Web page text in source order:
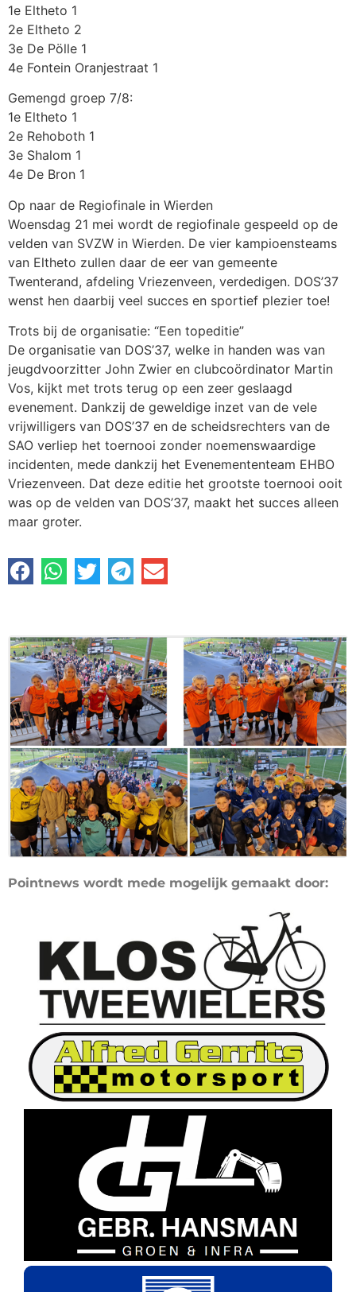
1e Eltheto 1
2e Eltheto 2
3e De Pölle 1
4e Fontein Oranjestraat 1
Gemengd groep 7/8:
1e Eltheto 1
2e Rehoboth 1
3e Shalom 1
4e De Bron 1
Op naar de Regiofinale in Wierden
Woensdag 21 mei wordt de regiofinale gespeeld op de
velden van SVZW in Wierden. De vier kampioensteams
van Eltheto zullen daar de eer van gemeente
Twenterand, afdeling Vriezenveen, verdedigen. DOS’37
wenst hen daarbij veel succes en sportief plezier toe!
Trots bij de organisatie: “Een topeditie”
De organisatie van DOS’37, welke in handen was van
jeugdvoorzitter John Zwier en clubcoördinator Martin
Vos, kijkt met trots terug op een zeer geslaagd
evenement. Dankzij de geweldige inzet van de vele
vrijwilligers van DOS’37 en de scheidsrechters van de
SAO verliep het toernooi zonder noemenswaardige
incidenten, mede dankzij het Evenemententeam EHBO
Vriezenveen. Dat deze editie het grootste toernooi ooit
was op de velden van DOS’37, maakt het succes alleen
maar groter.
Pointnews wordt mede mogelijk gemaakt door: